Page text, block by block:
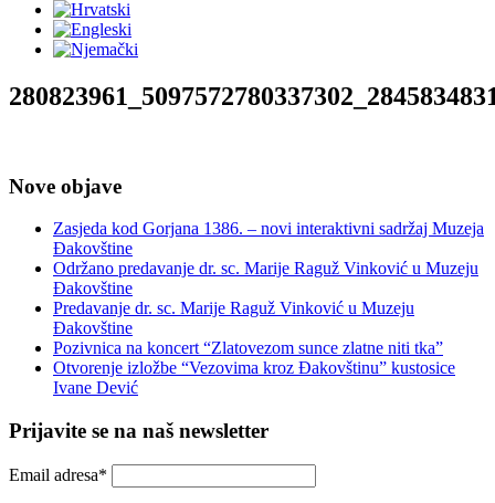
Nove objave
Zasjeda kod Gorjana 1386. – novi interaktivni sadržaj Muzeja
Đakovštine
Održano predavanje dr. sc. Marije Raguž Vinković u Muzeju
Đakovštine
Predavanje dr. sc. Marije Raguž Vinković u Muzeju
Đakovštine
Pozivnica na koncert “Zlatovezom sunce zlatne niti tka”
Otvorenje izložbe “Vezovima kroz Đakovštinu” kustosice
Ivane Dević
Prijavite se na naš newsletter
Email adresa*